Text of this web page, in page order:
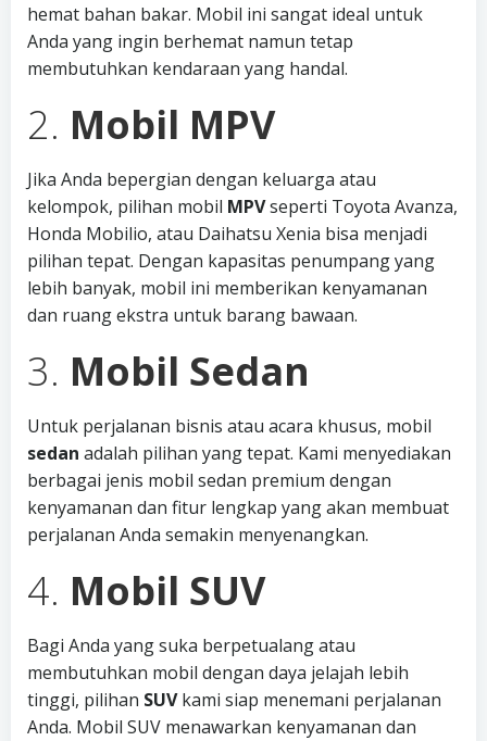
hemat bahan bakar. Mobil ini sangat ideal untuk
Anda yang ingin berhemat namun tetap
membutuhkan kendaraan yang handal.
2. Mobil MPV
Jika Anda bepergian dengan keluarga atau
kelompok, pilihan mobil MPVseperti Toyota Avanza,
Honda Mobilio, atau Daihatsu Xenia bisa menjadi
pilihan tepat. Dengan kapasitas penumpang yang
lebih banyak, mobil ini memberikan kenyamanan
dan ruang ekstra untuk barang bawaan.
3. Mobil Sedan
Untuk perjalanan bisnis atau acara khusus, mobil
sedan adalah pilihan yang tepat. Kami menyediakan
berbagai jenis mobil sedan premium dengan
kenyamanan dan fitur lengkap yang akan membuat
perjalanan Anda semakin menyenangkan.
4. Mobil SUV
Bagi Anda yang suka berpetualang atau
membutuhkan mobil dengan daya jelajah lebih
tinggi, pilihan SUVkami siap menemani perjalanan
Anda. Mobil SUV menawarkan kenyamanan dan